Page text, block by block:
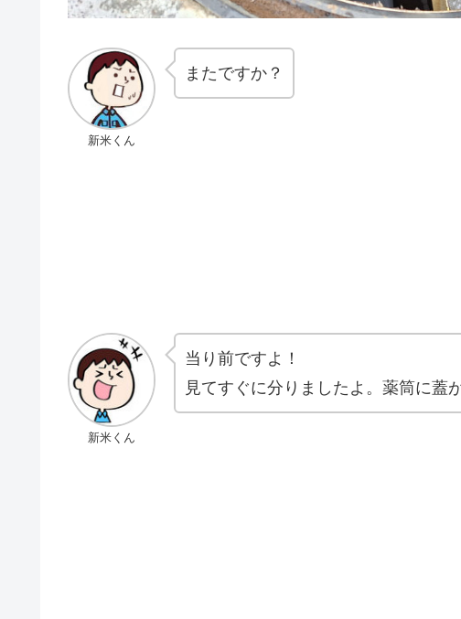
新米くん
またですか？
新米くん
当り前ですよ！
見てすぐに分りましたよ。薬筒に蓋